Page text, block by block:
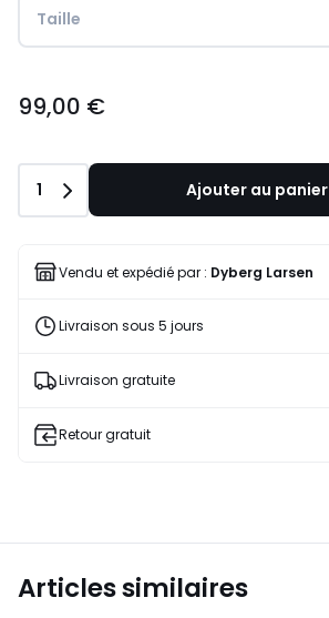
Taille
€.
99,00 €
Quantité
1 Ajouter au panier
Vendu et expédié par : Dyberg Larsen
Livraison sous 5 jours
Livraison gratuite
Retour gratuit
Articles similaires